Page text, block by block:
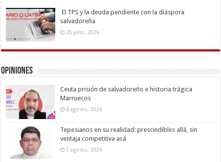
El TPS y la deuda pendiente con la diáspora
salvadoreña
20 julio, 2026
Opiniones
Ceuta prisión de salvadoreño e historia trágica
Marruecos
6 agosto, 2026
Tepesianos en su realidad: prescindibles allá, sin
ventaja competitiva acá
5 agosto, 2026